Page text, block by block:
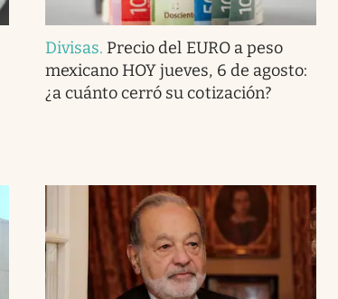
Divisas. Precio del EURO a peso
mexicano HOY jueves, 6 de agosto:
¿a cuánto cerró su cotización?